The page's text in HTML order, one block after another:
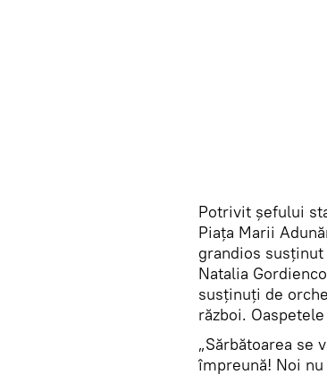
Potrivit șefului
Piața Marii
grandios
Natalia
susținuți de
război.
„Sărbătoarea se
împreună! Noi